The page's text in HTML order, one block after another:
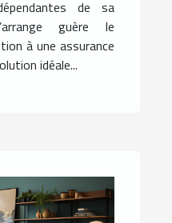
de sa
guère le
à une assurance
idéale...